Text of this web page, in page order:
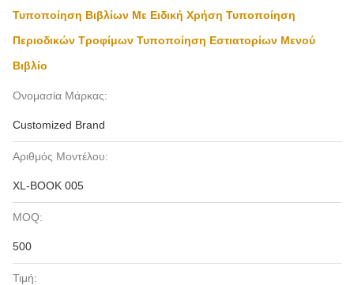
Τυποποίηση Βιβλίων Με Ειδική Χρήση Τυποποίηση
Περιοδικών Τροφίμων Τυποποίηση Εστιατορίων Μενού
Βιβλίο
Ονομασία Μάρκας:
Customized Brand
Αριθμός Μοντέλου:
XL-BOOK 005
MOQ:
500
Τιμή: